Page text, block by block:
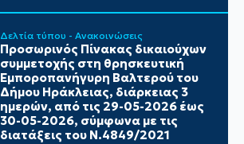
Δελτία τύπου - Ανακοινώσεις
Προσωρινός Πίνακας δικαιούχων
συμμετοχής στη θρησκευτική
Εμποροπανήγυρη Βαλτερού του
Δήμου Ηράκλειας, διάρκειας 3
ημερών, από τις 29-05-2026 έως
30-05-2026, σύμφωνα με τις
διατάξεις του Ν.4849/2021